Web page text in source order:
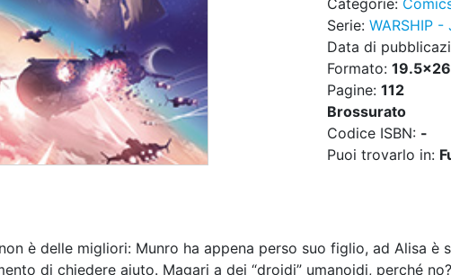
Categorie:
Serie: WARSHIP -
Data di
Formato:
Pagine: 112
Brossurato
Codice ISBN: -
Puoi trovarlo in:
è delle migliori: Munro ha appena perso suo figlio, ad Alisa è
di chiedere aiuto. Magari a dei “droidi” umanoidi, perché